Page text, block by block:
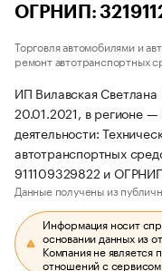
ОГРНИП:
Торговля автомобилями и
ремонт автотранспортных
ИП Вилавская
20.01.2021, в регионе
деятельности:
автотранспортных
911109329822 и
Данные получены из
Информация носит
основании данных из
Компания не является
отношений с